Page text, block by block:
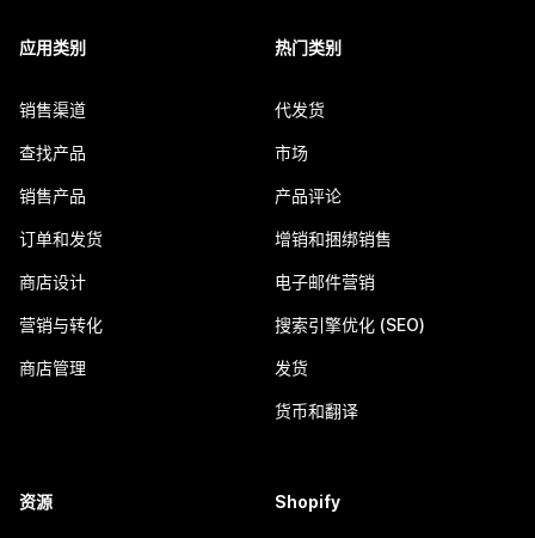
应用类别
销售渠道
查找产品
销售产品
订单和发货
商店设计
营销与转化
商店管理
热门类别
代发货
市场
产品评论
增销和捆绑销售
电子邮件营销
搜索引擎优化 (SEO)
发货
货币和翻译
资源 Shopify